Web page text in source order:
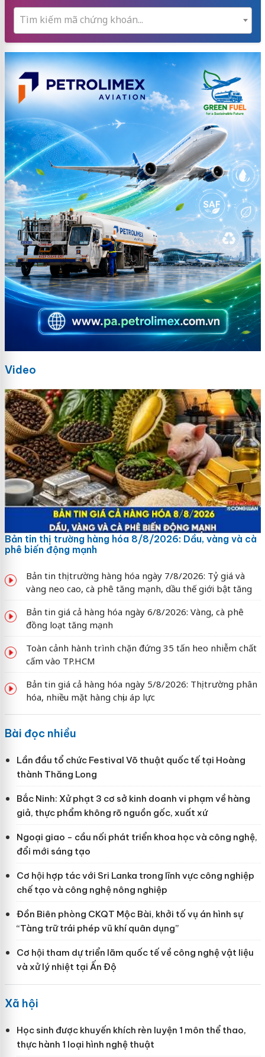
Tìm kiếm mã chứng khoán...
Video
Bản tin thị trường hàng hóa 8/8/2026: Dầu, vàng và cà
phê biến động mạnh
Bản tin thị trường hàng hóa ngày 7/8/2026: Tỷ giá và
vàng neo cao, cà phê tăng mạnh, dầu thế giới bật tăng
Bản tin giá cả hàng hóa ngày 6/8/2026: Vàng, cà phê
đồng loạt tăng mạnh
Toàn cảnh hành trình chặn đứng 35 tấn heo nhiễm chất
cấm vào TP.HCM
Bản tin giá cả hàng hóa ngày 5/8/2026: Thị trường phân
hóa, nhiều mặt hàng chịu áp lực
Bài đọc nhiều
Lần đầu tổ chức Festival Võ thuật quốc tế tại Hoàng
thành Thăng Long
Bắc Ninh: Xử phạt 3 cơ sở kinh doanh vi phạm về hàng
giả, thực phẩm không rõ nguồn gốc, xuất xứ
Ngoại giao - cầu nối phát triển khoa học và công nghệ,
đổi mới sáng tạo
Cơ hội hợp tác với Sri Lanka trong lĩnh vực công nghiệp
chế tạo và công nghệ nông nghiệp
Đồn Biên phòng CKQT Mộc Bài, khởi tố vụ án hình sự
“Tàng trữ trái phép vũ khí quân dụng”
Cơ hội tham dự triển lãm quốc tế về công nghệ vật liệu
và xử lý nhiệt tại Ấn Độ
Xã hội
Học sinh được khuyến khích rèn luyện 1 môn thể thao,
thực hành 1 loại hình nghệ thuật